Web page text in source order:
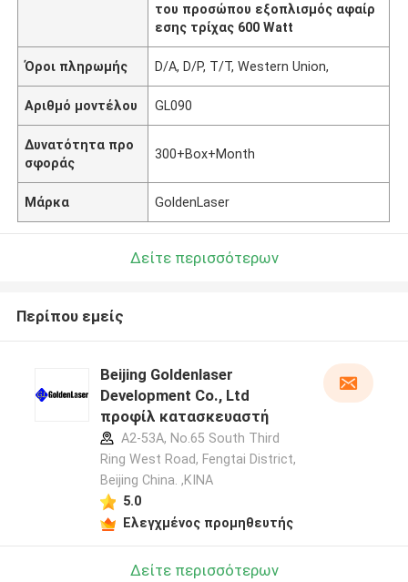
του προσώπου εξοπλισμός αφαίρ
εσης τρίχας 600 Watt
Όροι πληρωμής D/A, D/P, T/T, Western Union,
Αριθμό μοντέλου GL090
Δυνατότητα προ
σφοράς
300+Box+Month
Μάρκα GoldenLaser
Δείτε περισσότερων
Περίπου εμείς
Beijing Goldenlaser
Development Co., Ltd
προφίλ κατασκευαστή
A2-53A, No.65 South Third
Ring West Road, Fengtai District,
Beijing China. ,ΚΙΝΑ
5.0
Ελεγχμένος προμηθευτής
Δείτε περισσότερων